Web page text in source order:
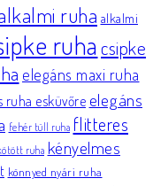
ruha alkalmi
ruhacsipke
elegáns maxi ruha
ruha esküvőre elegáns
fehér tüll ruha flitteres
ruha kényelmes
könnyed nyári ruha